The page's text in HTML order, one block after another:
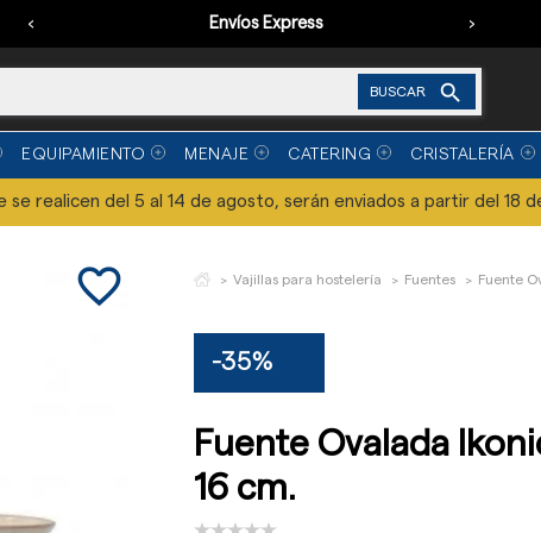
Envíos Express
‹ ›
BUSCAR 
EQUIPAMIENTO MENAJE CATERING CRISTALERÍA
se realicen del 5 al 14 de agosto, serán enviados a partir del 18
favorite_border Vajillas para hostelería Fuentes Fuente
-35%
Fuente Ovalada
16 cm.